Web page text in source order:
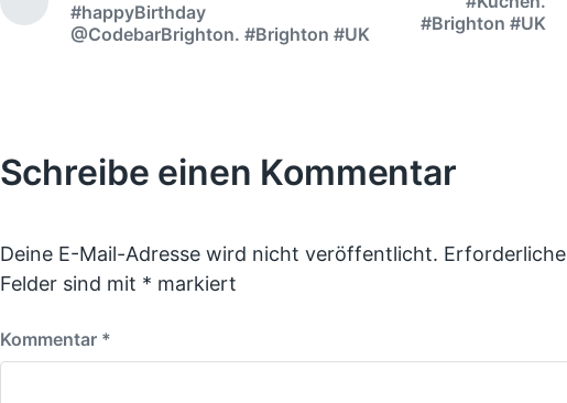
#happyBirthday
@CodebarBrighton. #Brighton #UK
#Brighton #UK
Schreibe einen Kommentar
Deine E-Mail-Adresse wird nicht veröffentlicht. Erforderliche
Felder sind mit * markiert
Kommentar *